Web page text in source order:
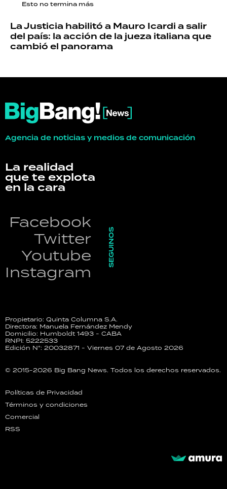
Esto no termina más
La Justicia habilitó a Mauro Icardi a salir
del país: la acción de la jueza italiana que
cambió el panorama
Agencia de noticias y medios de comunicación
La realidad
que te explota
en la cara
Facebook
Twitter
Youtube
Instagram
SEGUINOS
Propietario: Quinta Columna S.A.
Directora: Manuela Fernández Mendy
Domicilio: Humboldt 1493 - CABA
RNPI: 5222533
Edición N°: 20032871 - Viernes 07 de Agosto 2026
© 2015-2026 Big Bang News. Todos los derechos reservados.
Políticas de Privacidad
Términos y condiciones
Comercial
RSS